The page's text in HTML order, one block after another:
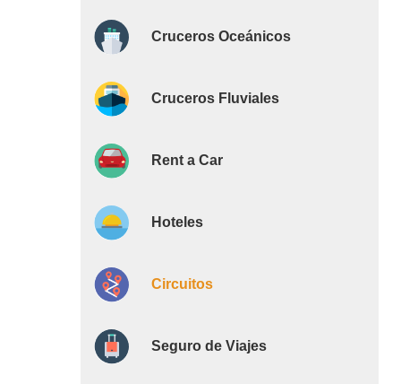
Cruceros Oceánicos
Cruceros Fluviales
Rent a Car
Hoteles
Circuitos
Seguro de Viajes